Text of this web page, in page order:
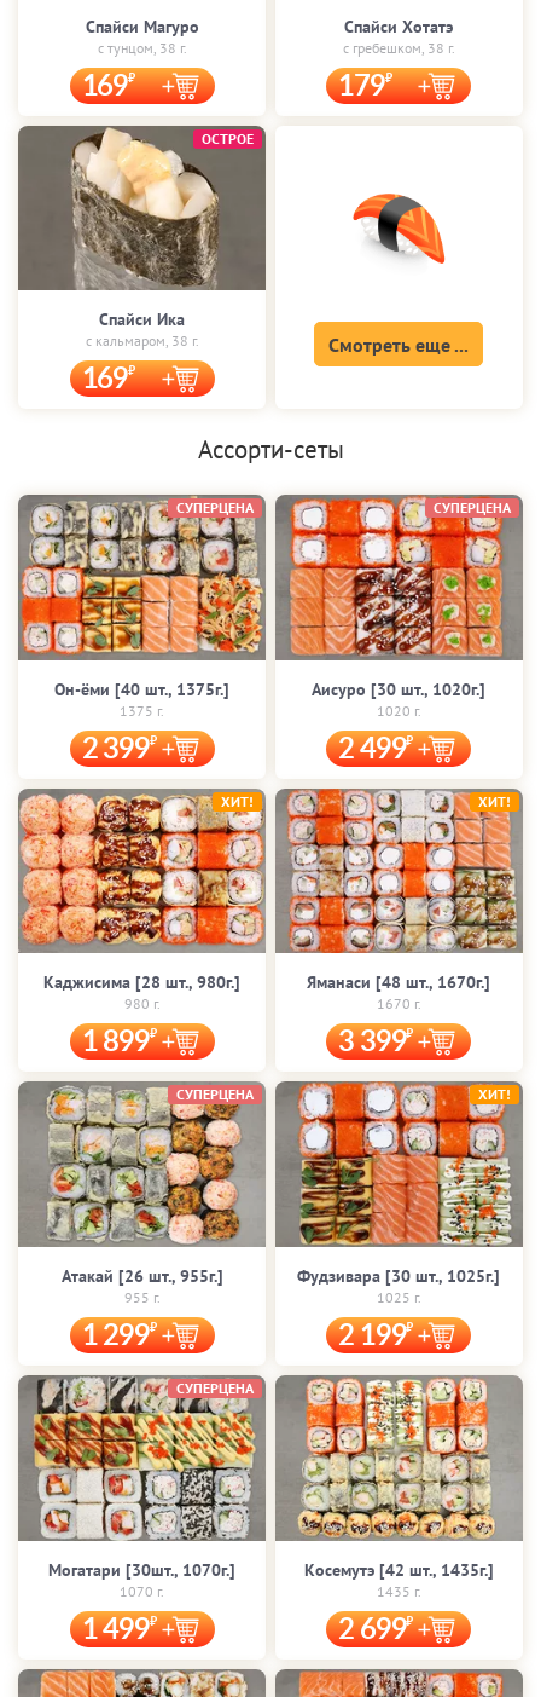
Спайси Магуро
с тунцом, 38 г.
169
Спайси Хотатэ
с гребешком, 38 г.
179
Спайси Ика
с кальмаром, 38 г.
169
ОСТРОЕ
Смотреть еще ...
Ассорти-сеты
Он-ёми [40 шт., 1375г.]
1375 г.
2 399
СУПЕРЦЕНА
Аисуро [30 шт., 1020г.]
1020 г.
2 499
СУПЕРЦЕНА
Каджисима [28 шт., 980г.]
980 г.
1 899
ХИТ!
Яманаси [48 шт., 1670г.]
1670 г.
3 399
ХИТ!
Атакай [26 шт., 955г.]
955 г.
1 299
СУПЕРЦЕНА
Фудзивара [30 шт., 1025г.]
1025 г.
2 199
ХИТ!
Могатари [30шт., 1070г.]
1070 г.
1 499
СУПЕРЦЕНА
Косемутэ [42 шт., 1435г.]
1435 г.
2 699